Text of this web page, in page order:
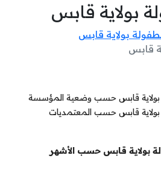
بولاية قابس
بولاية قابس
قابس
بولاية قابس حسب وضعية المؤسسة
بولاية قابس حسب المعتمديات
بولاية قابس حسب الأشهر